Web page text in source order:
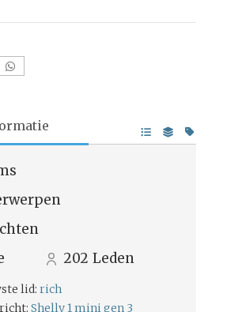
202 Leden
lid: rich
Shelly 1 mini gen 3